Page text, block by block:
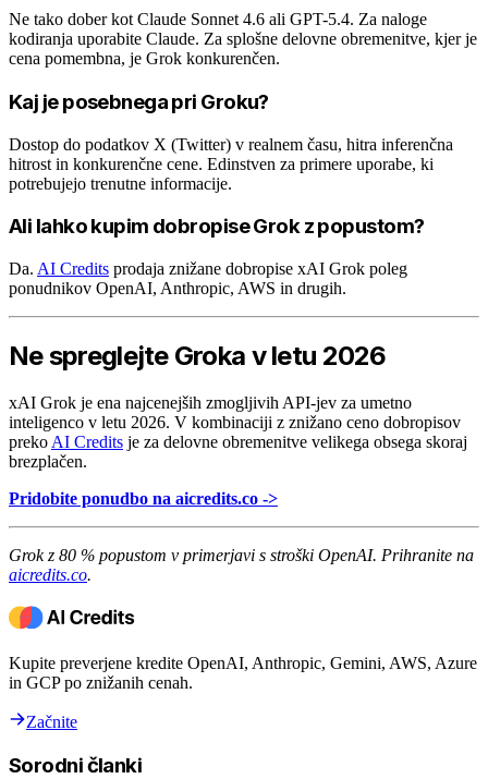
Ne tako dober kot Claude Sonnet 4.6 ali GPT-5.4. Za naloge
kodiranja uporabite Claude. Za splošne delovne obremenitve, kjer je
cena pomembna, je Grok konkurenčen.
Kaj je posebnega pri Groku?
Dostop do podatkov X (Twitter) v realnem času, hitra inferenčna
hitrost in konkurenčne cene. Edinstven za primere uporabe, ki
potrebujejo trenutne informacije.
Ali lahko kupim dobropise Grok z popustom?
Da. AI Credits prodaja znižane dobropise xAI Grok poleg
ponudnikov OpenAI, Anthropic, AWS in drugih.
Ne spreglejte Groka v letu 2026
xAI Grok je ena najcenejših zmogljivih API-jev za umetno
inteligenco v letu 2026. V kombinaciji z znižano ceno dobropisov
preko AI Credits je za delovne obremenitve velikega obsega skoraj
brezplačen.
Pridobite ponudbo na aicredits.co ->
Grok z 80 % popustom v primerjavi s stroški OpenAI. Prihranite na
aicredits.co.
Kupite preverjene kredite OpenAI, Anthropic, Gemini, AWS, Azure
in GCP po znižanih cenah.
Začnite
Sorodni članki